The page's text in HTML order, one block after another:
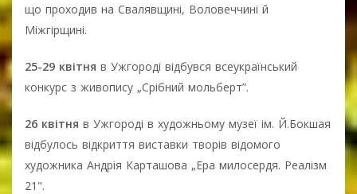
що проходив на Свалявщині, Воловеччині й
Міжгірщині.
25-29 квітня в Ужгороді відбувся всеукраїнський
конкурс з живопису „Срібний мольберт”.
26 квітня в Ужгороді в художньому музеї ім. Й.Бокшая
відбулось відкриття виставки творів відомого
художника Андрія Карташова „Ера милосердя. Реалізм
21".